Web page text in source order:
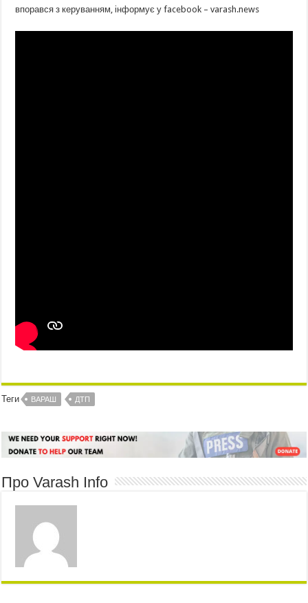
впорався з керуванням, інформує у facebook – varash.news
Теги ВАРАШ ДТП
Про Varash Info